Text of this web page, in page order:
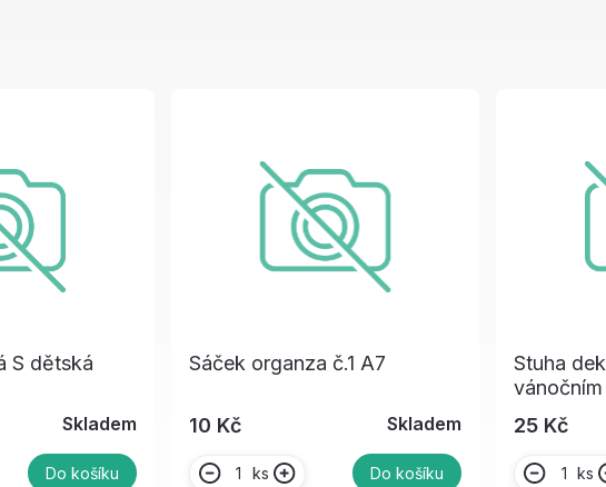
S dětská
Skladem
Do košíku
Sáček organza č.1 A7
10 Kč Skladem
ks Do košíku
Stuha
25 Kč
ks